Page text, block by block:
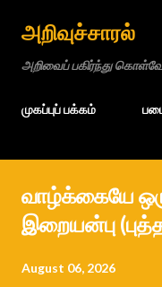
அறிவுச்சாரல்
அறிவைப் பகிர்ந்து
முகப்புப் பக்கம்
வாழ்க்கையே
இறையன்பு
August 06, 2026